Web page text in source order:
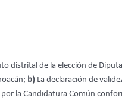
distrital de la elección de
b) La declaración de
la Candidatura Común